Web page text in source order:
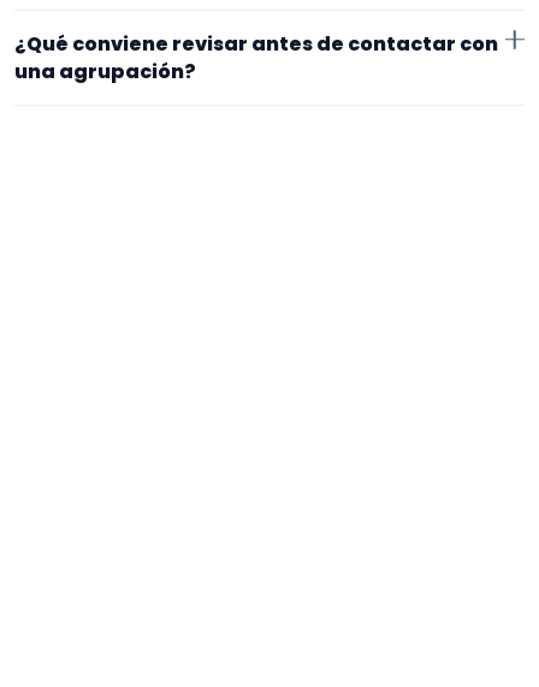
exacto, horarios y posibles gastos.
Empieza por el tipo de evento y la zona. Si ya sabes el
formato que te encaja, usa el filtro de tipo de
agrupación para quedarte con opciones más
¿Qué conviene revisar antes de contactar con
una agrupación?